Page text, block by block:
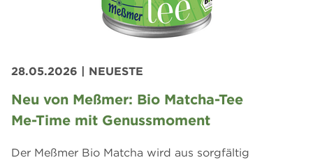
28.05.2026 | NEUESTE
Neu von Meßmer: Bio Matcha-Tee
Me-Time mit Genussmoment
Der Meßmer Bio Matcha wird aus sorgfältig